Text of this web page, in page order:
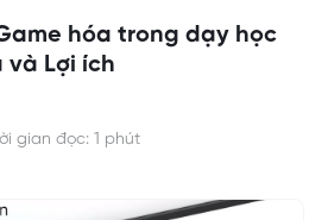
hóa trong dạy học
và Lợi ích
gian đọc: 1 phút